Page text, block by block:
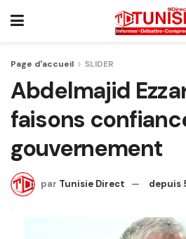
Page d'accueil SLIDER
Abdelmajid
faisons
gouvernement
par Tunisie Direct depuis